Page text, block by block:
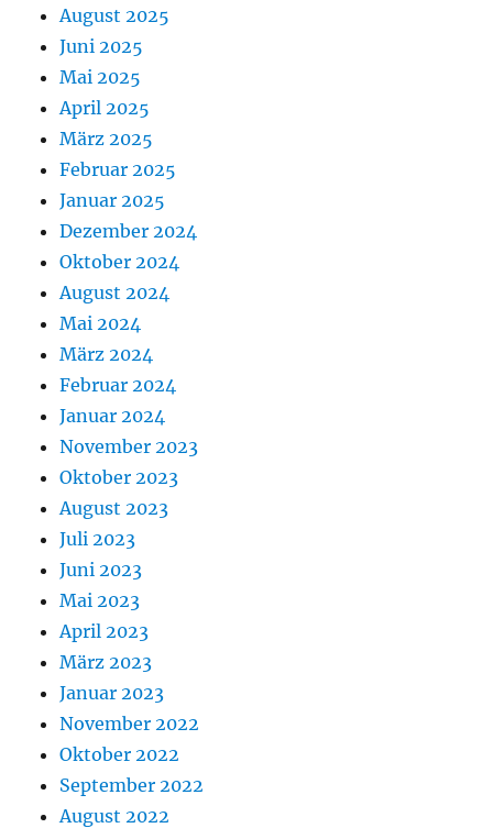
August 2025
Juni 2025
Mai 2025
April 2025
März 2025
Februar 2025
Januar 2025
Dezember 2024
Oktober 2024
August 2024
Mai 2024
März 2024
Februar 2024
Januar 2024
November 2023
Oktober 2023
August 2023
Juli 2023
Juni 2023
Mai 2023
April 2023
März 2023
Januar 2023
November 2022
Oktober 2022
September 2022
August 2022